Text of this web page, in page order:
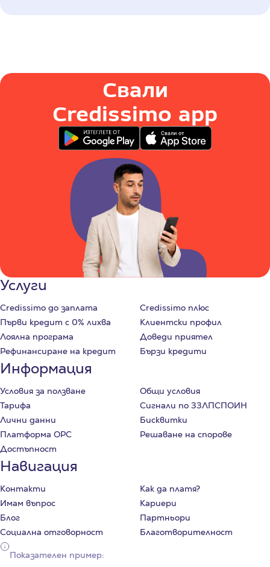
Свали
Credissimo app
Услуги
Credissimo до заплата
Credissimo плюс
Първи кредит с 0% лихва
Клиентски профил
Лоялна програма
Доведи приятел
Рефинансиране на кредит
Бързи кредити
Информация
Условия за ползване
Общи условия
Тарифа
Сигнали по ЗЗЛПСПОИН
Лични данни
Бисквитки
Платформа ОРС
Решаване на спорове
Достъпност
Навигация
Контакти
Как да платя?
Имам въпрос
Кариери
Блог
Партньори
Социална отговорност
Благотворителност
Показателен пример: